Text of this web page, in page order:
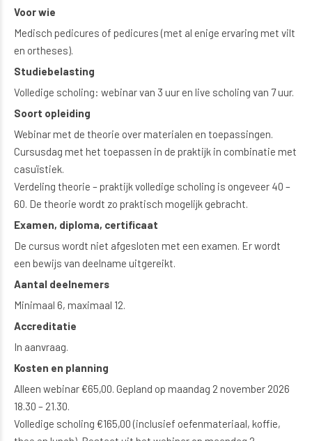
Voor wie
Medisch pedicures of pedicures (met al enige ervaring met vilt
en ortheses).
Studiebelasting
Volledige scholing: webinar van 3 uur en live scholing van 7 uur.
Soort opleiding
Webinar met de theorie over materialen en toepassingen.
Cursusdag met het toepassen in de praktijk in combinatie met
casuïstiek.
Verdeling theorie – praktijk volledige scholing is ongeveer 40 –
60. De theorie wordt zo praktisch mogelijk gebracht.
Examen, diploma, certificaat
De cursus wordt niet afgesloten met een examen. Er wordt
een bewijs van deelname uitgereikt.
Aantal deelnemers
Minimaal 6, maximaal 12.
Accreditatie
In aanvraag.
Kosten en planning
Alleen webinar €65,00. Gepland op maandag 2 november 2026
18.30 – 21.30.
Volledige scholing €165,00 (inclusief oefenmateriaal, koffie,